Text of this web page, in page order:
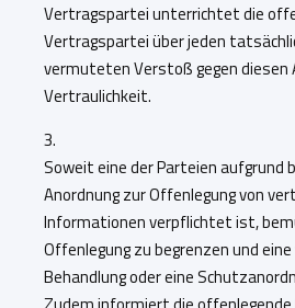
Vertragspartei unterrichtet die
Vertragspartei über jeden
vermuteten Verstoß gegen diesen
Vertraulichkeit.
3.
Soweit eine der Parteien aufgrund
Anordnung zur Offenlegung von
Informationen verpflichtet ist,
Offenlegung zu begrenzen und
Behandlung oder eine